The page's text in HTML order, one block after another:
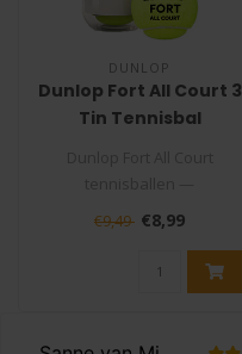
DUNLOP
Dunlop Fort All Court 3
Tin Tennisbal
toernooiniveau kwaliteit op
elk ondergron..
€9,49 €8,99